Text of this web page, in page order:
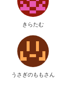
きらたむ
うさぎのももさん